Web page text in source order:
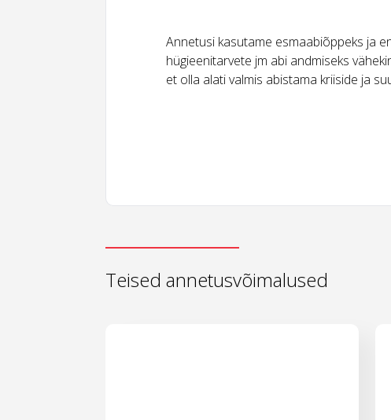
Annetusi kasutame esmaabiõppeks ja
hügieenitarvete jm abi andmiseks
et olla alati valmis abistama kriiside ja
Teised annetusvõimalused